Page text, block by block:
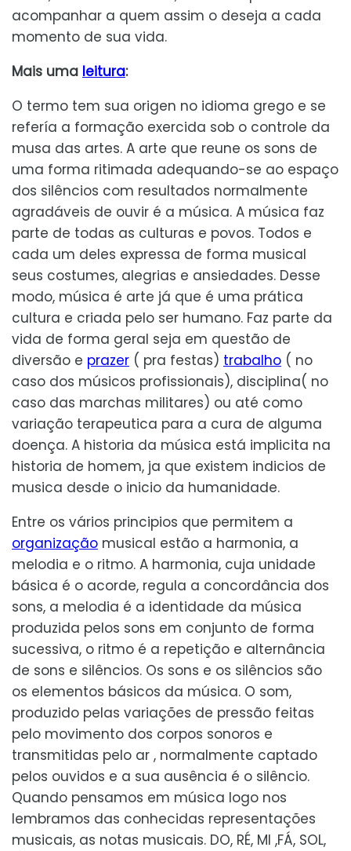
acompanhar a quem assim o deseja a cada
momento de sua vida.
Mais uma leitura:
O termo tem sua origen no idioma grego e se
refería a formação exercida sob o controle da
musa das artes. A arte que reune os sons de
uma forma ritimada adequando-se ao espaço
dos silêncios com resultados normalmente
agradáveis de ouvir é a música. A música faz
parte de todas as culturas e povos. Todos e
cada um deles expressa de forma musical
seus costumes, alegrias e ansiedades. Desse
modo, música é arte já que é uma prática
cultura e criada pelo ser humano. Faz parte da
vida de forma geral seja em questão de
diversão e prazer ( pra festas) trabalho ( no
caso dos músicos profissionais), disciplina( no
caso das marchas militares) ou até como
variação terapeutica para a cura de alguma
doença. A historia da música está implicita na
historia de homem, ja que existem indicios de
musica desde o inicio da humanidade.
Entre os vários principios que permitem a
organização musical estão a harmonia, a
melodia e o ritmo. A harmonia, cuja unidade
básica é o acorde, regula a concordância dos
sons, a melodia é a identidade da música
produzida pelos sons em conjunto de forma
sucessiva, o ritmo é a repetição e alternância
de sons e silêncios. Os sons e os silêncios são
os elementos básicos da música. O som,
produzido pelas variações de pressão feitas
pelo movimento dos corpos sonoros e
transmitidas pelo ar , normalmente captado
pelos ouvidos e a sua ausência é o silêncio.
Quando pensamos em música logo nos
lembramos das conhecidas representações
musicais, as notas musicais. DO, RÉ, MI ,FÁ, SOL,